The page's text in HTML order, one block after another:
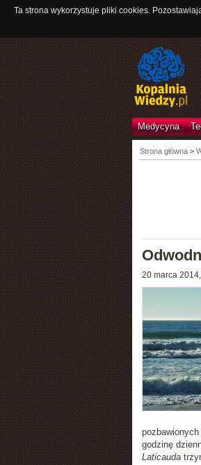
Ta strona wykorzystuje pliki cookies.
Medycyna
Strona główna>
20 marca
godzinę
Laticauda